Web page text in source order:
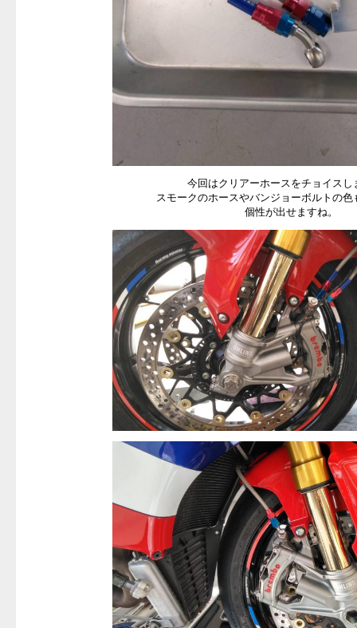
今回はクリアーホースをチョイスし
スモークのホースやバンジョーボルトの色
個性が出せますね。